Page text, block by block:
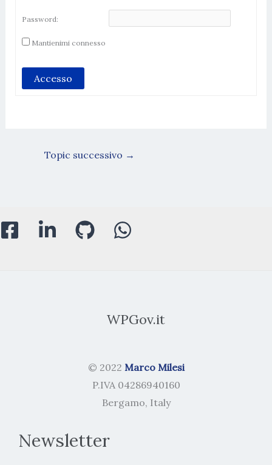
Password:
Mantienimi connesso
Accesso
Topic successivo →
WPGov.it
© 2022 Marco Milesi
P.IVA 04286940160
Bergamo, Italy
Newsletter